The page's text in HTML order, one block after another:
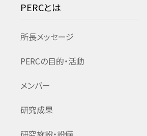
PERCとは
所長メッセージ
PERCの目的・活動
メンバー
研究成果